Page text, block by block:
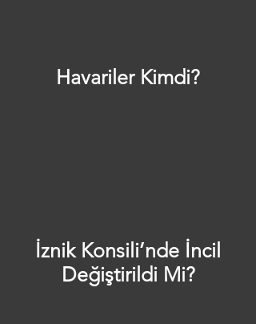
Havariler Kimdi?
İznik Konsili’nde İncil
Değiştirildi Mi?